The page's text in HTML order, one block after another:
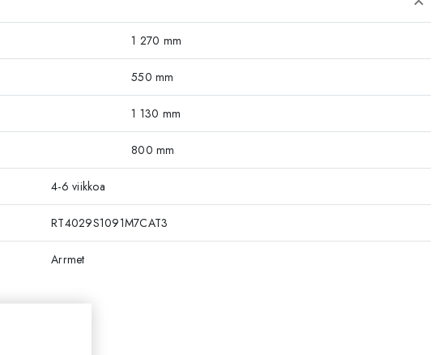
1 270 mm
550 mm
1 130 mm
800 mm
4-6 viikkoa
RT4029S1091M7CAT3
Arrmet